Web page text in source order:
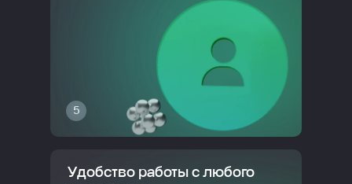
5
Удобство работы с любого